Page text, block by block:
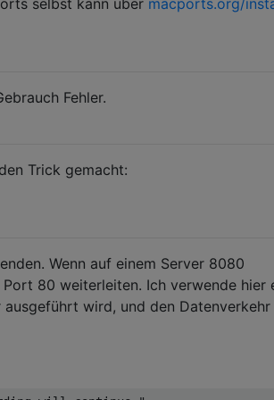
Fehler.
Trick gemacht:
Wenn auf einem Server 8080
80 weiterleiten. Ich verwende hier
wird, und den Datenverkehr